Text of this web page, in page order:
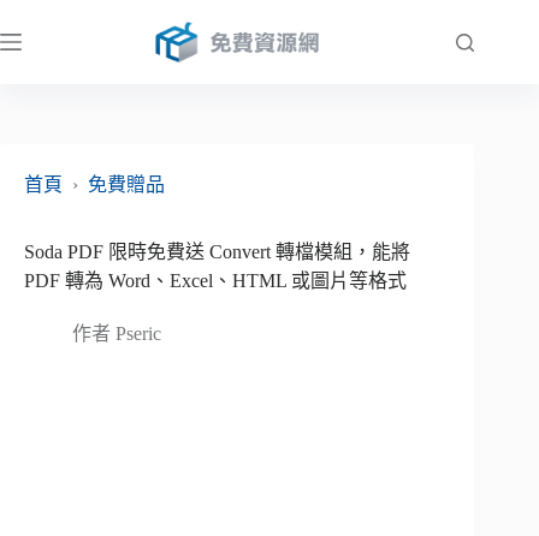
至
首頁
› 免費贈品
Soda PDF 限時免費送 Convert 轉檔模組，能將
PDF 轉為 Word、Excel、HTML 或圖片等格式
作者 Pseric